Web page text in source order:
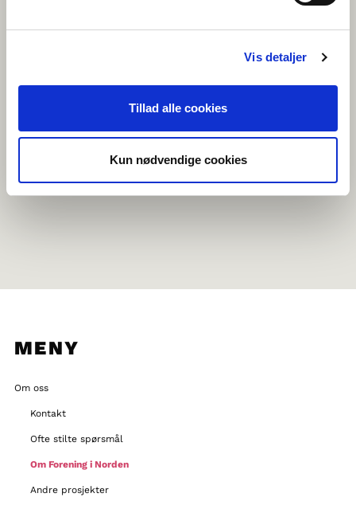
Vis detaljer
Tillad alle cookies
Kun nødvendige cookies
MENY
Om oss
Kontakt
Ofte stilte spørsmål
Om Forening i Norden
Andre prosjekter
norden.gl